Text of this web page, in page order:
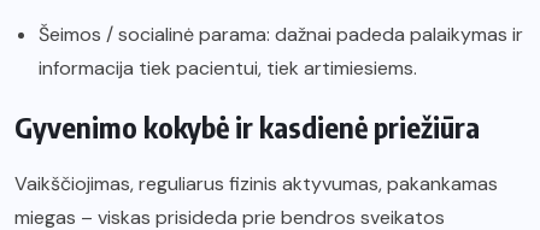
Šeimos / socialinė parama: dažnai padeda palaikymas ir
informacija tiek pacientui, tiek artimiesiems.
Gyvenimo kokybė ir kasdienė priežiūra
Vaikščiojimas, reguliarus fizinis aktyvumas, pakankamas
miegas – viskas prisideda prie bendros sveikatos